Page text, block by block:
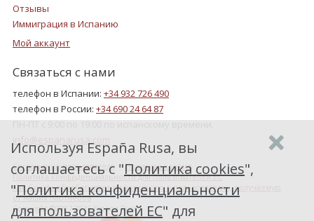
Отзывы
Иммиграция в Испанию
Мой аккаунт
Связаться с нами
телефон в Испании: +34 932 726 490
телефон в России: +34 690 24 64 87
ПН-ПТ с 9:00 по 19:00 по испанскому времени.
Соглашение пользователя
Политика cookies
Политика конфиденциальности для пользователей ЕС
Как Google обрабатывает информацию о пользователях, получаемую
от наших партнеров
Copyright ©2007-2026 Espana Rusa
Используя España Rusa, вы
соглашаетесь с "Политика cookies",
"Политика конфиденциальности
для пользователей ЕС" для